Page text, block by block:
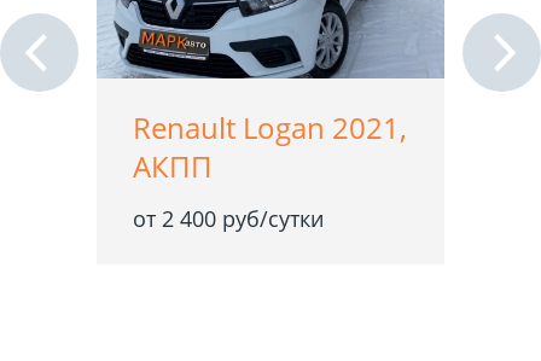
Renault Logan 2021,
АКПП
от 2 400 руб/сутки